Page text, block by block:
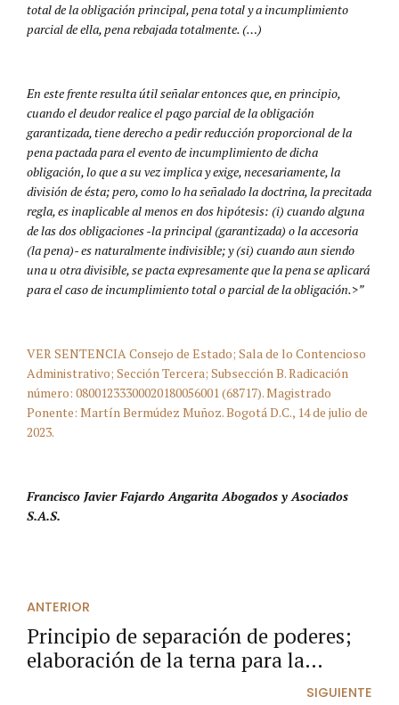
total de la obligación principal, pena total y a incumplimiento
parcial de ella, pena rebajada totalmente. (…)
En este frente resulta útil señalar entonces que, en principio,
cuando el deudor realice el pago parcial de la obligación
garantizada, tiene derecho a pedir reducción proporcional de la
pena pactada para el evento de incumplimiento de dicha
obligación, lo que a su vez implica y exige, necesariamente, la
división de ésta; pero, como lo ha señalado la doctrina, la precitada
regla, es inaplicable al menos en dos hipótesis: (i) cuando alguna
de las dos obligaciones -la principal (garantizada) o la accesoria
(la pena)- es naturalmente indivisible; y (si) cuando aun siendo
una u otra divisible, se pacta expresamente que la pena se aplicará
para el caso de incumplimiento total o parcial de la obligación.>”
VER SENTENCIA Consejo de Estado; Sala de lo Contencioso
Administrativo; Sección Tercera; Subsección B. Radicación
número: 08001233300020180056001 (68717). Magistrado
Ponente: Martín Bermúdez Muñoz. Bogotá D.C., 14 de julio de
2023.
Francisco Javier Fajardo Angarita Abogados y Asociados
S.A.S.
ANTERIOR
Principio de separación de poderes;
elaboración de la terna para la
elección del Procurador General.SIGUIENTE